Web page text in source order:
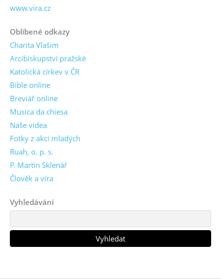
www.vira.cz
Oblíbené odkazy
Charita Vlašim
Arcibiskupství pražské
Katolická církev v ČR
Bible online
Breviář online
Musica da chiesa
Naše videa
Fotky z akcí mladých
Ruah, o. p. s.
P. Martin Sklenář
Člověk a víra
Vyhledávání